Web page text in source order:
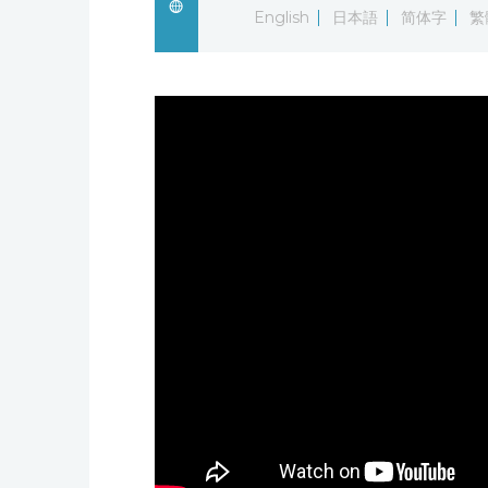
English
日本語 简体字